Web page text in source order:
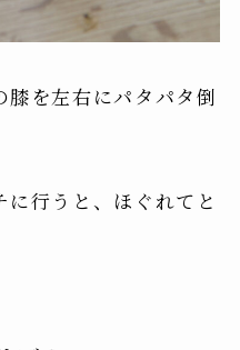
膝を左右にパタパタ倒
行うと、ほぐれてと